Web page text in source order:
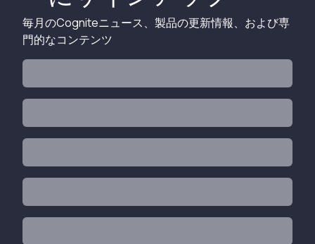
毎月のCogniteニュース、製品の更新情報、および専
門的なコンテンツ